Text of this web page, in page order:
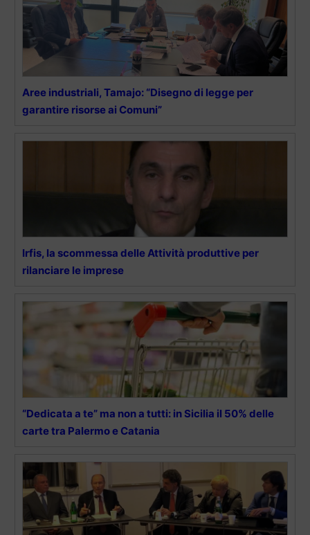
Aree industriali, Tamajo: “Disegno di legge per
garantire risorse ai Comuni”
Irfis, la scommessa delle Attività produttive per
rilanciare le imprese
“Dedicata a te” ma non a tutti: in Sicilia il 50% delle
carte tra Palermo e Catania